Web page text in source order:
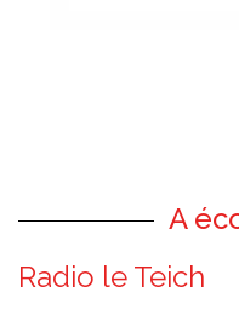
A
Radio le Teich